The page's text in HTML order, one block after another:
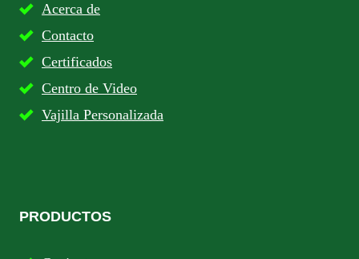
Acerca de
Contacto
Certificados
Centro de Video
Vajilla Personalizada
PRODUCTOS